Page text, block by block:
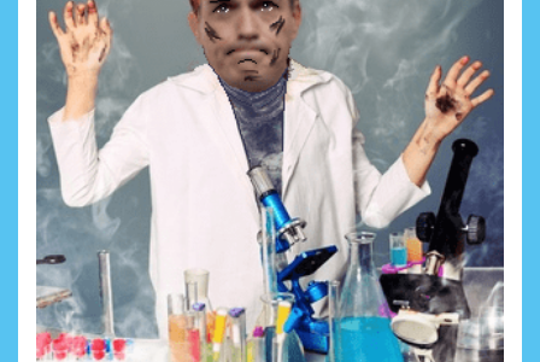
AGOSTO 8, 2026
Barcelona espera una oferta formal
AGOSTO 8, 2026